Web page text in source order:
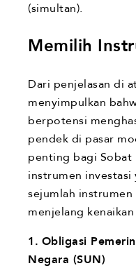
(simultan).
Memilih
Dari penjelasan di
menyimpulkan
berpotensi
pendek di pasar
penting bagi Sobat
instrumen
sejumlah
menjelang kenaikan
1. Obligasi
Negara (SUN)